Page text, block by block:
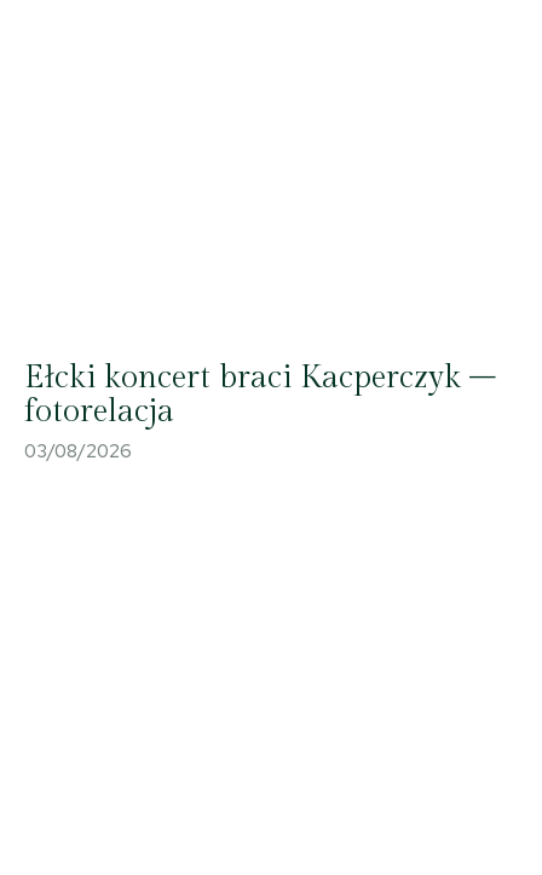
Ełcki koncert braci Kacperczyk –
fotorelacja
03/08/2026